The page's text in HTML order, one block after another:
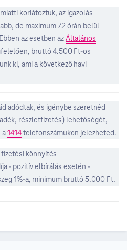
korlátoztuk, az igazolás
de maximum 72 órán belül
az esetben azÁltalános
bruttó 4.500 Ft-os
ki, ami a következő havi
adódtak, és igénybe szeretnéd
részletfizetés) lehetőségét,
a1414telefonszámukon jelezheted.
könnyítés
- pozitív elbírálás esetén -
1%-a, minimum bruttó 5.000 Ft.